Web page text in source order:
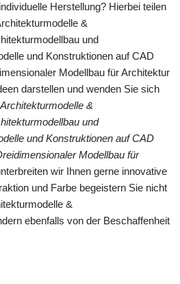
Herstellung? Hierbei teilen
&
und
und Konstruktionen auf CAD
Modellbau für Architektur
darstellen und wenden Sie sich
Architekturmodelle &
und
und Konstruktionen auf CAD
Modellbau für
wir Ihnen gerne innovative
und Farbe begeistern Sie nicht
&
ebenfalls von der Beschaffenheit